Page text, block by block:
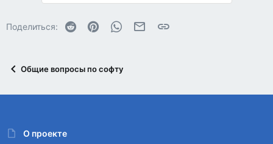
Поделиться: Reddit PinterestWhatsAppЭлектронная почта
Ссылка
Общие вопросы по софту
О проекте